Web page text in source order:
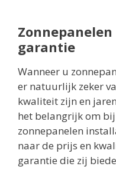
garantie
Wanneer u
er natuurlijk zeker
kwaliteit zijn en
het belangrijk om
zonnepanelen
naar de prijs en
garantie die zij